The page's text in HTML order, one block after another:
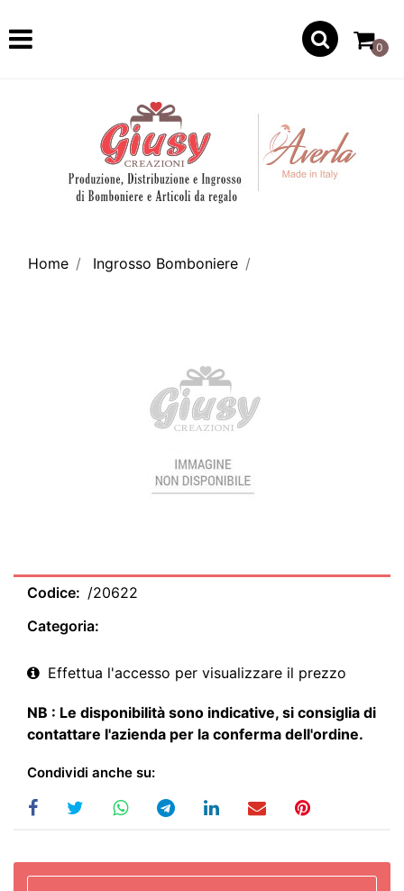
Open
0
Home Ingrosso Bomboniere
Codice: /20622
Categoria:
Effettua l'accesso per visualizzare il prezzo
NB : Le disponibilità sono indicative, si consiglia di
contattare l'azienda per la conferma dell'ordine.
Condividi anche su: